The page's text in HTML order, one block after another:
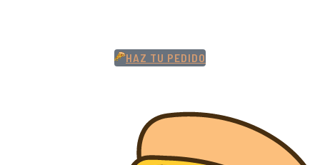
HAZ TU PEDIDO